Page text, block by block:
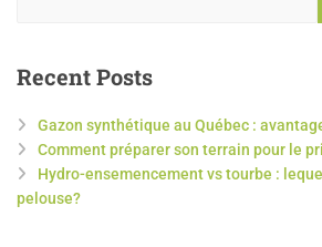
Recent Posts
Gazon synthétique au Québec :
Comment préparer son terrain pour le
Hydro-ensemencement vs tourbe :
pelouse?